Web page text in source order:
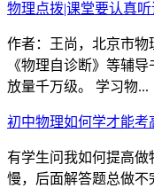
物理点拨|课堂要认真
作者：王尚，北京市
《物理自诊断》等辅
放量千万级。 学习物...
初中物理如何学才能
有学生问我如何提高
慢，后面解答题总做